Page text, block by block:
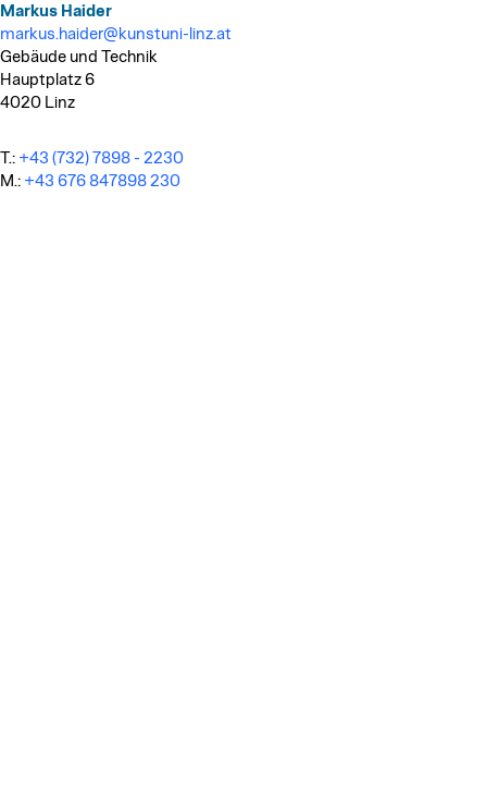
Markus Haider
markus.haider@kunstuni-linz.at
Gebäude und Technik
Hauptplatz 6
4020 Linz
T.: +43 (732) 7898 - 2230
M.: +43 676 847898 230